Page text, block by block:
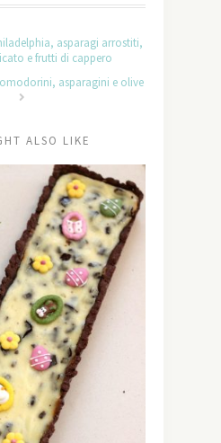
asparagi arrostiti,
e frutti di cappero
asparagini e olive
ALSO LIKE